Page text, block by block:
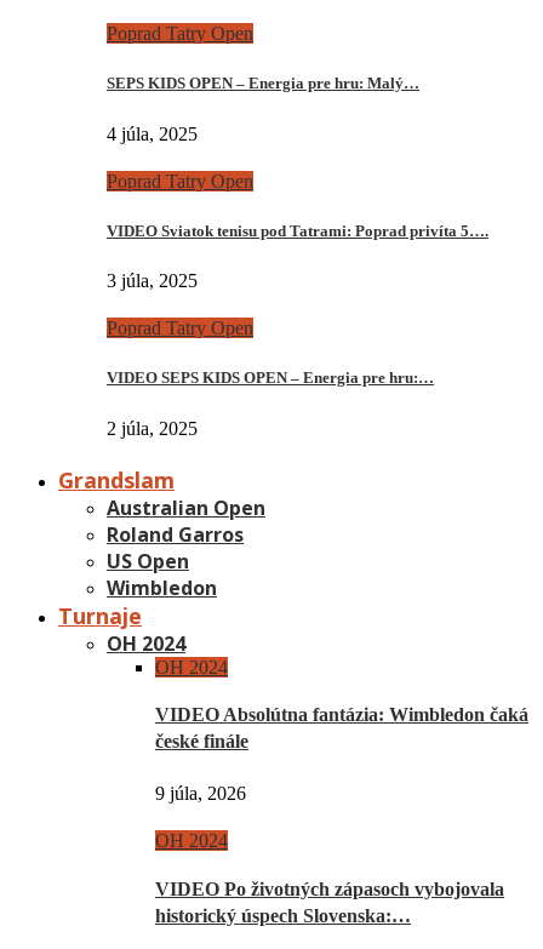
Poprad Tatry Open
SEPS KIDS OPEN – Energia pre hru: Malý…
4 júla, 2025
Poprad Tatry Open
VIDEO Sviatok tenisu pod Tatrami: Poprad privíta 5….
3 júla, 2025
Poprad Tatry Open
VIDEO SEPS KIDS OPEN – Energia pre hru:…
2 júla, 2025
Grandslam
Australian Open
Roland Garros
US Open
Wimbledon
Turnaje
OH 2024
OH 2024
VIDEO Absolútna fantázia: Wimbledon čaká
české finále
9 júla, 2026
OH 2024
VIDEO Po životných zápasoch vybojovala
historický úspech Slovenska:…